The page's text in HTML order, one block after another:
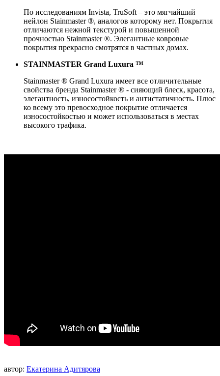
По исследованиям Invista, TruSoft – это мягчайший
нейлон Stainmaster ®, аналогов которому нет. Покрытия
отличаются нежной текстурой и повышенной
прочностью Stainmaster ®. Элегантные ковровые
покрытия прекрасно смотрятся в частных домах.
STAINMASTER Grand Luxura ™
Stainmaster ® Grand Luxura имеет все отличительные
свойства бренда Stainmaster ® - сияющий блеск, красота,
элегантность, износостойкость и антистатичность. Плюс
ко всему это превосходное покрытие отличается
износостойкостью и может использоваться в местах
высокого трафика.
автор: Екатерина Адитярова